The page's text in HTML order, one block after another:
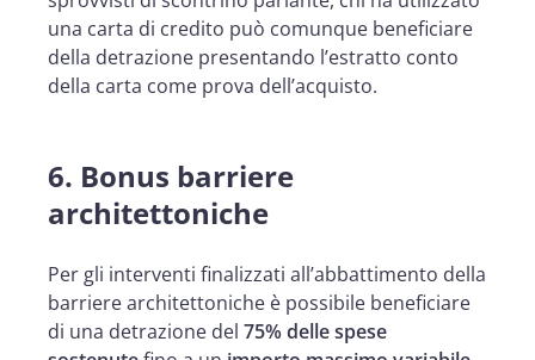
una carta di credito può comunque beneficiare
della detrazione presentando l’estratto conto
della carta come prova dell’acquisto.
6. Bonus barriere
architettoniche
Per gli interventi finalizzati all’abbattimento della
barriere architettoniche è possibile beneficiare
di una detrazione del 75% delle spese